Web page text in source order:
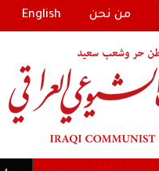
من نحن English